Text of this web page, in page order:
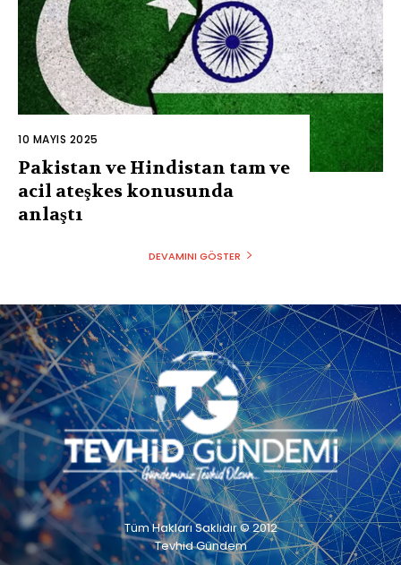
10 MAYIS 2025
Pakistan ve Hindistan tam ve
acil ateşkes konusunda
anlaştı
DEVAMINI GÖSTER
Tüm Hakları Saklıdır © 2012
Tevhid Gündem